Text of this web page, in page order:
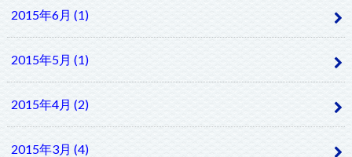
2015年6月 (1)
2015年5月 (1)
2015年4月 (2)
2015年3月 (4)